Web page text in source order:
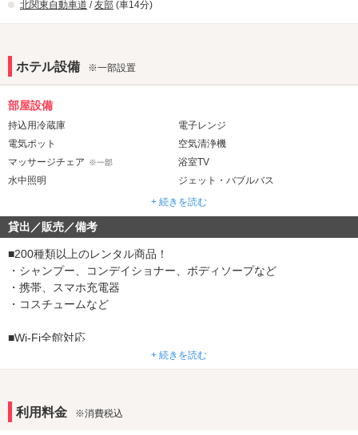
設置しました。
性抜群！
全室設置のヒートエナジーシャンプーがリニューアルされました！
ＲｅＦａのシャワーヘッド、ドライヤーとの相性抜群でお客様から
大変喜ばれております！
ぜひご来店して頂き体感して下さい♪
ReFaビューティードライヤーPRO全
室に導入
トップサロンとの共同開発でうまれた高性能ドライ
アンダー６０℃を自動調整するプロセンシング
ドライヤーの熱はダメージをもたらす最大の原因・・・
ＲｅＦａの独自技術【プロセンシング】はプロの熱コント
北関東自動車道 /友部 (車14分)
ホテル設備 ※一部設置
部屋設備
持込用冷蔵庫
電子レンジ
電気ポット
空気清浄機
マッサージチェア
※一部
浴室TV
水中照明
ジェット・バブルバス
ウォシュレット
露天風呂 ※一部 ミストサウナ ※一部
ドライサウナ ミストサウナ
音響・映像・通信
ホームシアター ※一部
プロジェクター ※一部
有線LAN
アメニティ
ヘアアイロン
+ 続きを読む
貸出／販売／備考
■200種類以上のレンタル商品！
・シャンプー、コンデイショナー、ボディソープなど
・携帯、スマホ充電器
・コスチュームなど
■Wi-Fi全館対応
パスワードなしで利用できます+ 続きを読む
利用料金 ※消費税込